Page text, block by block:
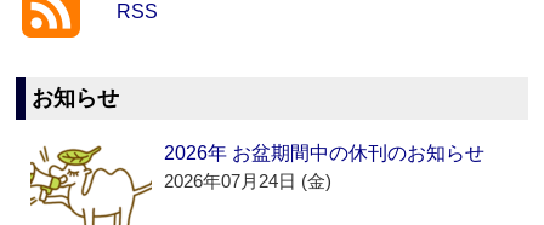
RSS
お知らせ
2026年 お盆期間中の休刊のお知らせ
2026年07月24日 (金)